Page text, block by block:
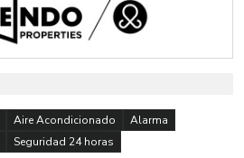
Aire Acondicionado
Alarma
Seguridad 24 horas